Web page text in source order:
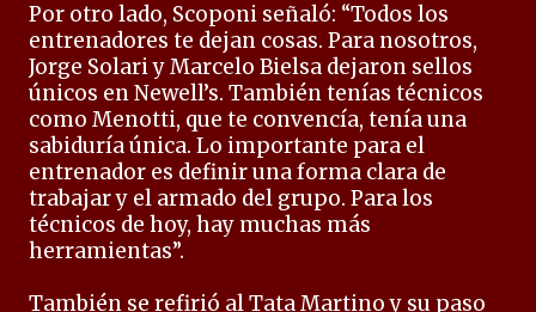
Por otro lado, Scoponi señaló: “Todos los
entrenadores te dejan cosas. Para nosotros,
Jorge Solari y Marcelo Bielsa dejaron sellos
únicos en Newell’s. También tenías técnicos
como Menotti, que te convencía, tenía una
sabiduría única. Lo importante para el
entrenador es definir una forma clara de
trabajar y el armado del grupo. Para los
técnicos de hoy, hay muchas más
herramientas”.
También se refirió al Tata Martino y su paso